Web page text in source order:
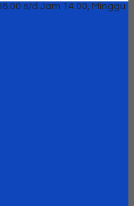
s/d Jam 14.00, Minggu